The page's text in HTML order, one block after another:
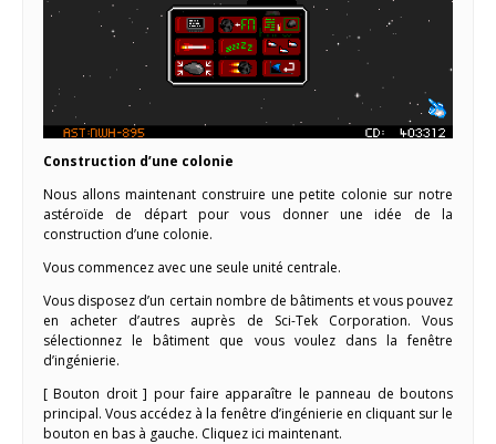
Construction d’une colonie
Nous allons maintenant construire une petite colonie sur notre
astéroïde de départ pour vous donner une idée de la
construction d’une colonie.
Vous commencez avec une seule unité centrale.
Vous disposez d’un certain nombre de bâtiments et vous pouvez
en acheter d’autres auprès de Sci-Tek Corporation. Vous
sélectionnez le bâtiment que vous voulez dans la fenêtre
d’ingénierie.
[ Bouton droit ] pour faire apparaître le panneau de boutons
principal. Vous accédez à la fenêtre d’ingénierie en cliquant sur le
bouton en bas à gauche. Cliquez ici maintenant.